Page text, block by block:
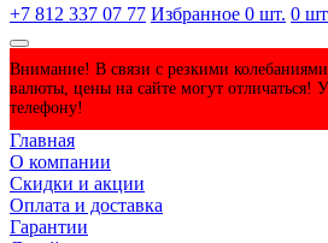
+7 812 337 07 77 Избранное 0 шт. 0
Внимание! В связи с резкими
валюты, цены на сайте могут отличаться!
телефону!
Главная
О компании
Скидки и акции
Оплата и доставка
Гарантии